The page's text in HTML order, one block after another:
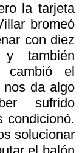
la tarjeta
bromeó
con diez
y también
cambió el
nos da algo
sufrido
condicionó.
solucionar